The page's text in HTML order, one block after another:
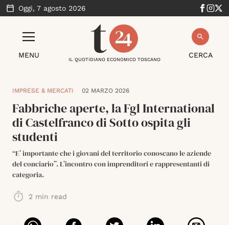
Oggi, 7 agosto 2026
MENU CERCA
IL QUOTIDIANO ECONOMICO TOSCANO
IMPRESE & MERCATI 02 MARZO 2026
Fabbriche aperte, la Fgl International
di Castelfranco di Sotto ospita gli
studenti
“E’ importante che i giovani del territorio conoscano le aziende
del conciario”. L’incontro con imprenditori e rappresentanti di
categoria.
2 min read